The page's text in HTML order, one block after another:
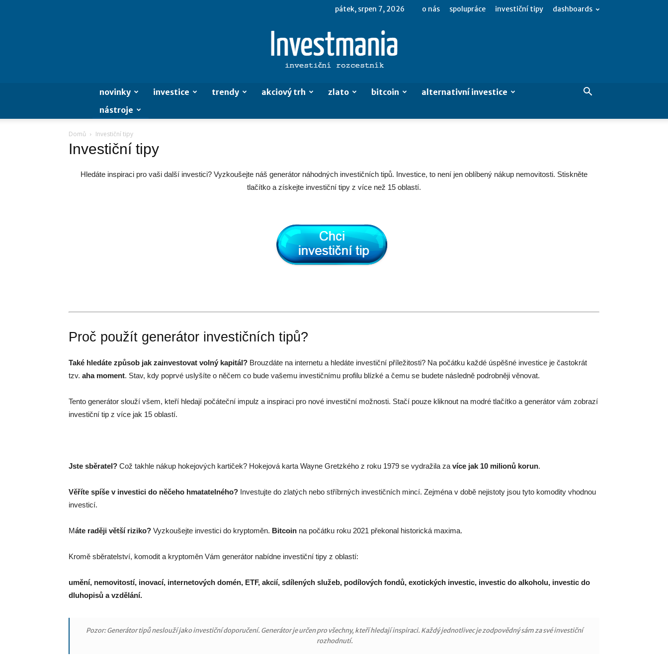
pátek, srpen 7, 2026 o nás spolupráce investiční tipy dashboards
novinky investice trendy akciový trh zlato bitcoin
alternativní investice
nástroje
Domů Investiční tipy
Investiční tipy
Hledáte inspiraci pro vaši další investici? Vyzkoušejte náš generátor náhodných investičních tipů. Investice, to není jen oblíbený nákup nemovitosti. Stiskněte
tlačítko a získejte investiční tipy z více než 15 oblastí.
Proč použít generátor investičních tipů?
Také hledáte způsob jak zainvestovat volný kapitál? Brouzdáte na internetu a hledáte investiční příležitosti? Na počátku každé úspěšné investice je častokrát
tzv. aha moment. Stav, kdy poprvé uslyšíte o něčem co bude vašemu investičnímu profilu blízké a čemu se budete následně podrobněji věnovat.
Tento generátor slouží všem, kteří hledají počáteční impulz a inspiraci pro nové investiční možnosti. Stačí pouze kliknout na modré tlačítko a generátor vám zobrazí
investiční tip z více jak 15 oblastí.
Jste sběratel? Což takhle nákup hokejových kartiček? Hokejová karta Wayne Gretzkého z roku 1979 se vydražila za více jak 10 milionů korun.
Věříte spíše v investici do něčeho hmatatelného? Investujte do zlatých nebo stříbrných investičních mincí. Zejména v době nejistoty jsou tyto komodity vhodnou
investicí.
Máte raději větší riziko? Vyzkoušejte investici do kryptoměn. Bitcoin na počátku roku 2021 překonal historická maxima.
Kromě sběratelství, komodit a kryptoměn Vám generátor nabídne investiční tipy z oblastí:
umění, nemovitostí, inovací, internetových domén, ETF, akcií, sdílených služeb, podílových fondů, exotických investic, investic do alkoholu, investic do
dluhopisů a vzdělání.
Pozor: Generátor tipů neslouží jako investiční doporučení. Generátor je určen pro všechny, kteří hledají inspiraci. Každý jednotlivec je zodpovědný sám za své investiční
rozhodnutí.